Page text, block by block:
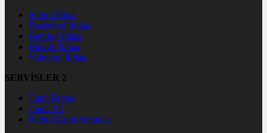
Futbol İddaa
Basketbol İddaa
Hentbol İddaa
Bilardo İddaa
Voleybol İddaa
SERVİSLER 2
Canlı Borsa
Canlı TV
Futbol Canlı Sonuçlar